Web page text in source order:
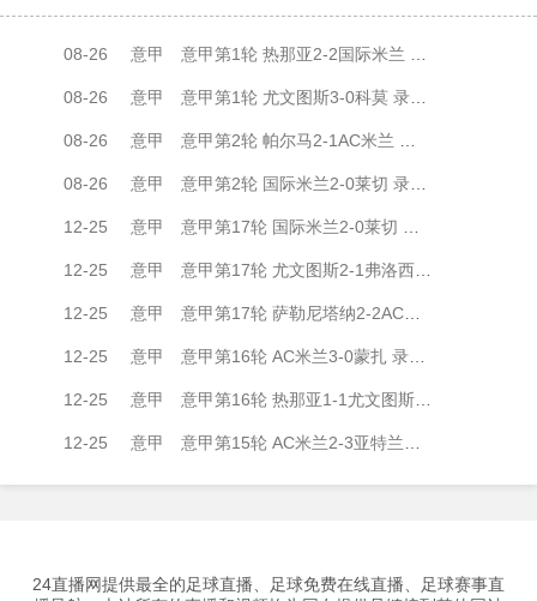
08-26 意甲 意甲第1轮 热那亚2-2国际米兰 录像集锦视频
08-26 意甲 意甲第1轮 尤文图斯3-0科莫 录像集锦视频
08-26 意甲 意甲第2轮 帕尔马2-1AC米兰 录像集锦视频
08-26 意甲 意甲第2轮 国际米兰2-0莱切 录像集锦视频
12-25 意甲 意甲第17轮 国际米兰2-0莱切 录像集锦视频
12-25 意甲 意甲第17轮 尤文图斯2-1弗洛西诺内 录像集锦视频
12-25 意甲 意甲第17轮 萨勒尼塔纳2-2AC米兰 录像集锦视频
12-25 意甲 意甲第16轮 AC米兰3-0蒙扎 录像集锦视频
12-25 意甲 意甲第16轮 热那亚1-1尤文图斯 录像集锦视频
12-25 意甲 意甲第15轮 AC米兰2-3亚特兰大 录像集锦视频
24直播网提供最全的足球直播、足球免费在线直播、足球赛事直